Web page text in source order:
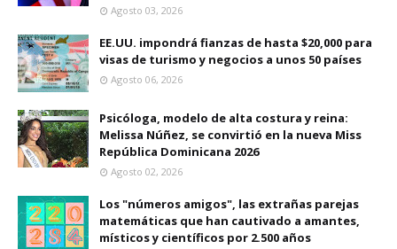
Agosto 03, 2026
EE.UU. impondrá fianzas de hasta $20,000 para
visas de turismo y negocios a unos 50 países
Agosto 06, 2026
Psicóloga, modelo de alta costura y reina:
Melissa Núñez, se convirtió en la nueva Miss
República Dominicana 2026
Agosto 02, 2026
Los "números amigos", las extrañas parejas
matemáticas que han cautivado a amantes,
místicos y científicos por 2.500 años